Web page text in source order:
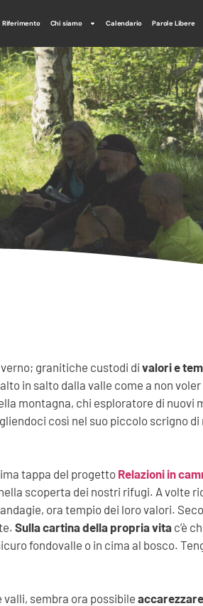
Riferimento Chi siamo Calendario Parole Libere
granitiche custodi di valori e
in salto dalla valle come a non voler
montagna, chi esploratore di nuovi
così nel suo piccolo scrigno di
tappa del progetto Relazioni in
scoperta dei nostri rifugi. A volte
ora tempio dei loro valori.
Sulla cartina della propria vita c’è
fondovalle o in cima al bosco.
valli, sembra ora possibile